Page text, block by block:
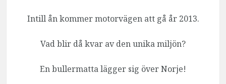
Intill ån kommer motorvägen att gå år 2013.
Vad blir då kvar av den unika miljön?
En bullermatta lägger sig över Norje!